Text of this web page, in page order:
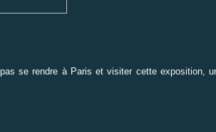
se rendre à Paris et visiter cette exposition,